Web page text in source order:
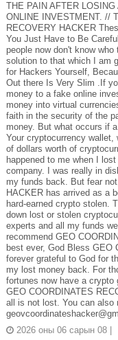
THE PAIN AFTER
ONLINE INVESTMENT. //
RECOVERY HACKER
You Just Have to Be
people now don't know
solution to that which I am
for Hackers Yourself,
Out there Is Very Slim .If
money to a fake online
money into virtual
faith in the security of the
money. But what occurs if
Your cryptocurrency
of dollars worth of
happened to me when I
company. I was really in
my funds back. But fear
HACKER has arrived as a
hard-earned crypto stolen.
down lost or stolen
experts and all my funds
recommend GEO
best ever, God Bless GEO
forever grateful to God for
my lost money back. For
fortunes now have a crypto
GEO COORDINATES
all is not lost. You can also
2026 оны 06 сарын 08